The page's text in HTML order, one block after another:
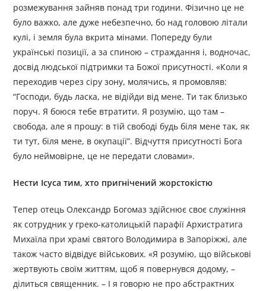
розмежування зайняв понад три години. Фізично це не
було важко, але дуже небезпечно, бо над головою літали
кулі, і земля була вкрита мінами. Попереду були
українські позиції, а за спиною – страждання і, водночас,
досвід людської підтримки та Божої присутності. «Коли я
переходив через сіру зону, молячись, я промовляв:
“Господи, будь ласка, не відійди від мене. Ти так близько
поруч. Я боюся тебе втратити. Я розумію, що там –
свобода, але я прошу: в тій свободі будь біля мене так, як
ти тут, біля мене, в окупації”. Відчуття присутності Бога
було неймовірне, це не передати словами».
Нести Ісуса тим, хто пригнічений жорстокістю
Тепер отець Олександр Богомаз здійснює своє служіння
як сотрудник у греко-католицькій парафії Архистратига
Михаїла при храмі святого Володимира в Запоріжжі, але
також часто відвідує військових. «Я розумію, що військові
жертвують своїм життям, щоб я повернувся додому, –
ділиться священник. – І я говорю не про абстрактних